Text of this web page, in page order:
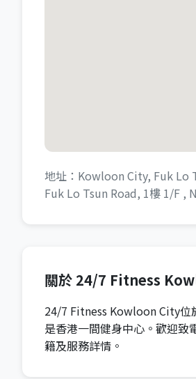
地址：Kowloon City, Fuk Lo
Fuk Lo Tsun Road, 1樓 1/F ,
關於 24/7 Fitness
24/7 Fitness Kowloon City位
是香港一間健身中心。歡迎致
籍及服務詳情。